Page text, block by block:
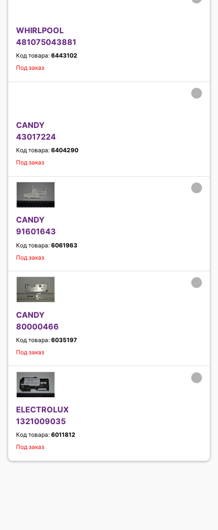
WHIRLPOOL
481075043881
Код товара: 6443102
Под заказ
CANDY
43017224
Код товара: 6404290
Под заказ
CANDY
91601643
Код товара: 6061963
Под заказ
CANDY
80000466
Код товара: 6035197
Под заказ
ELECTROLUX
1321009035
Код товара: 6011812
Под заказ